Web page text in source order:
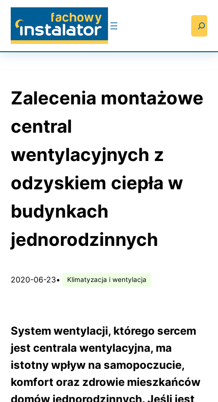
Przejdź
treści
Zalecenia montażowe
central
wentylacyjnych z
odzyskiem ciepła w
budynkach
jednorodzinnych
2020-06-23• Klimatyzacja i wentylacja
System wentylacji, którego sercem
jest centrala wentylacyjna, ma
istotny wpływ na samopoczucie,
komfort oraz zdrowie mieszkańców
domów jednorodzinnych. Jeśli jest